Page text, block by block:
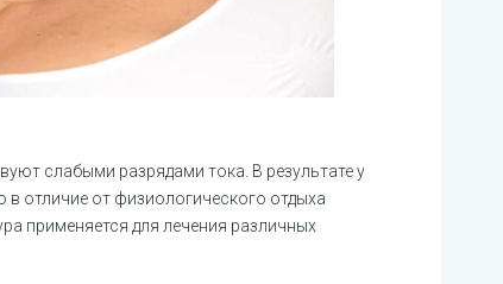
слабыми разрядами тока. В результате у
в отличие от физиологического отдыха
применяется для лечения различных